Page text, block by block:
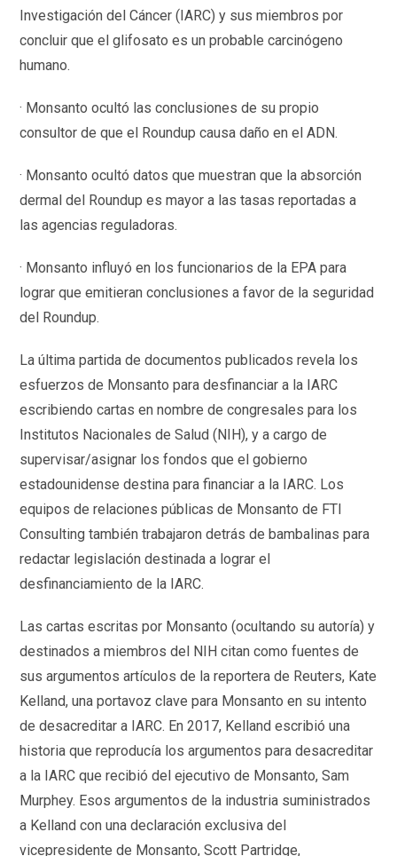
Investigación del Cáncer (IARC) y sus miembros por
concluir que el glifosato es un probable carcinógeno
humano.
· Monsanto ocultó las conclusiones de su propio
consultor de que el Roundup causa daño en el ADN.
· Monsanto ocultó datos que muestran que la absorción
dermal del Roundup es mayor a las tasas reportadas a
las agencias reguladoras.
· Monsanto influyó en los funcionarios de la EPA para
lograr que emitieran conclusiones a favor de la seguridad
del Roundup.
La última partida de documentos publicados revela los
esfuerzos de Monsanto para desfinanciar a la IARC
escribiendo cartas en nombre de congresales para los
Institutos Nacionales de Salud (NIH), y a cargo de
supervisar/asignar los fondos que el gobierno
estadounidense destina para financiar a la IARC. Los
equipos de relaciones públicas de Monsanto de FTI
Consulting también trabajaron detrás de bambalinas para
redactar legislación destinada a lograr el
desfinanciamiento de la IARC.
Las cartas escritas por Monsanto (ocultando su autoría) y
destinados a miembros del NIH citan como fuentes de
sus argumentos artículos de la reportera de Reuters, Kate
Kelland, una portavoz clave para Monsanto en su intento
de desacreditar a IARC. En 2017, Kelland escribió una
historia que reproducía los argumentos para desacreditar
a la IARC que recibió del ejecutivo de Monsanto, Sam
Murphey. Esos argumentos de la industria suministrados
a Kelland con una declaración exclusiva del
vicepresidente de Monsanto, Scott Partridge,